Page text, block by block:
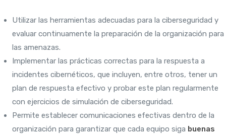
Utilizar las herramientas adecuadas para la ciberseguridad y
evaluar continuamente la preparación de la organización para
las amenazas.
Implementar las prácticas correctas para la respuesta a
incidentes cibernéticos, que incluyen, entre otros, tener un
plan de respuesta efectivo y probar este plan regularmente
con ejercicios de simulación de ciberseguridad.
Permite establecer comunicaciones efectivas dentro de la
organización para garantizar que cada equipo siga buenas